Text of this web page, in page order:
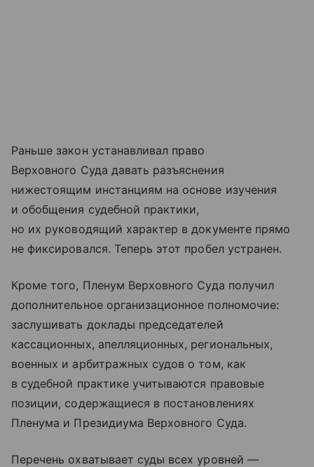
Раньше закон устанавливал право
Верховного Суда давать разъяснения
нижестоящим инстанциям на основе изучения
и обобщения судебной практики,
но их руководящий характер в документе прямо
не фиксировался. Теперь этот пробел устранен.
Кроме того, Пленум Верховного Суда получил
дополнительное организационное полномочие:
заслушивать доклады председателей
кассационных, апелляционных, региональных,
военных и арбитражных судов о том, как
в судебной практике учитываются правовые
позиции, содержащиеся в постановлениях
Пленума и Президиума Верховного Суда.
Перечень охватывает суды всех уровней —